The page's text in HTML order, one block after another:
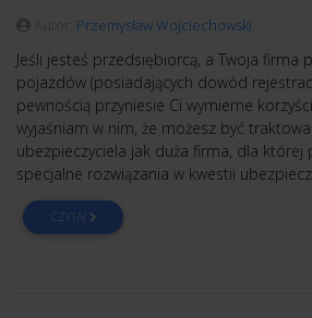
Przemysław Wojciechowski
Jeśli jesteś przedsiębiorcą, a Twoja firma
pojazdów (posiadających dowód
pewnością przyniesie Ci wymierne
wyjaśniam w nim, że możesz być
ubezpieczyciela jak duża firma, dla której
specjalne rozwiązania w kwestii
CZYTAJ